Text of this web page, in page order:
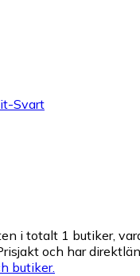
Svart
i totalt 1 butiker,
och har
butiker.